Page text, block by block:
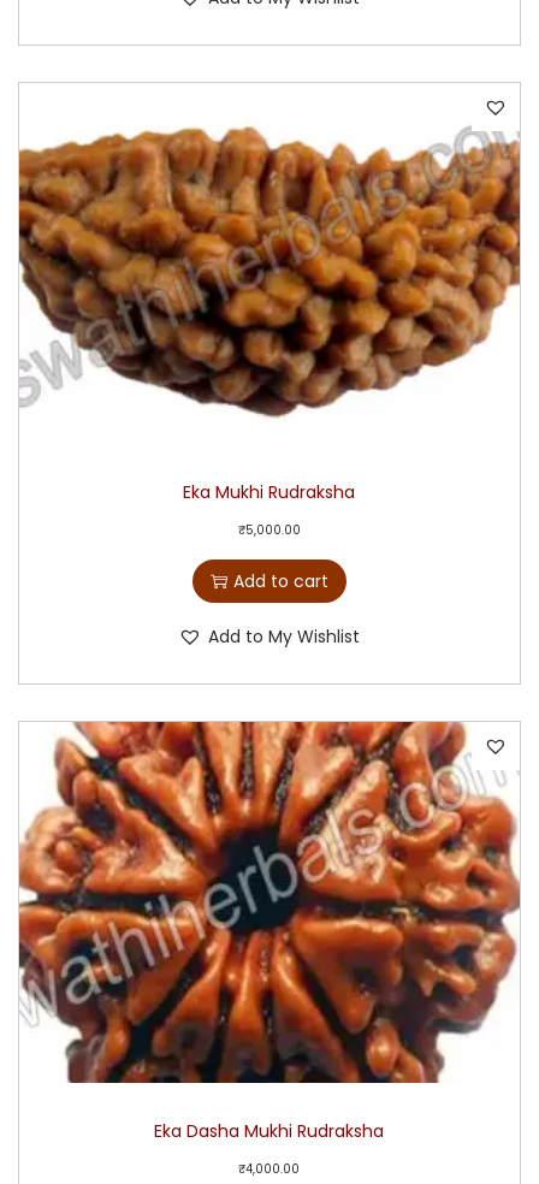
Eka Mukhi Rudraksha
₹5,000.00
Add to cart
Add to My Wishlist
Eka Dasha Mukhi Rudraksha
₹4,000.00